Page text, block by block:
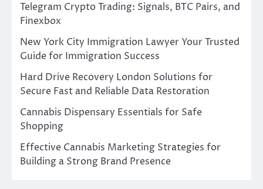
Telegram Crypto Trading: Signals, BTC Pairs, and
Finexbox
New York City Immigration Lawyer Your Trusted
Guide for Immigration Success
Hard Drive Recovery London Solutions for
Secure Fast and Reliable Data Restoration
Cannabis Dispensary Essentials for Safe
Shopping
Effective Cannabis Marketing Strategies for
Building a Strong Brand Presence